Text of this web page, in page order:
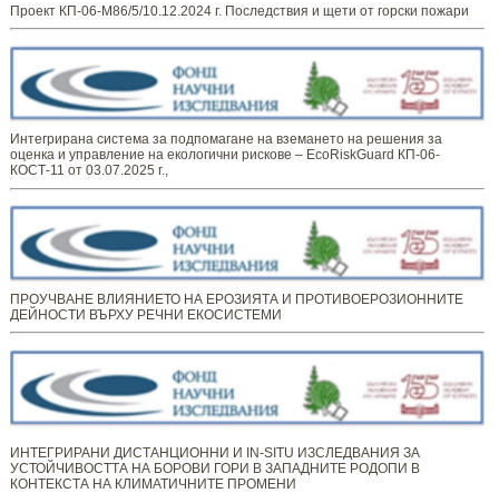
Проект КП-06-М86/5/10.12.2024 г. Последствия и щети от горски пожари
Интегрирана система за подпомагане на вземането на решения за
оценка и управление на екологични рискове – EcoRiskGuard КП-06-
КОСТ-11 от 03.07.2025 г.,
ПРОУЧВАНЕ ВЛИЯНИЕТО НА ЕРОЗИЯТА И ПРОТИВОЕРОЗИОННИТЕ
ДЕЙНОСТИ ВЪРХУ РЕЧНИ ЕКОСИСТЕМИ
ИНТЕГРИРАНИ ДИСТАНЦИОННИ И IN-SITU ИЗСЛЕДВАНИЯ ЗА
УСТОЙЧИВОСТТА НА БОРОВИ ГОРИ В ЗАПАДНИТЕ РОДОПИ В
КОНТЕКСТА НА КЛИМАТИЧНИТЕ ПРОМЕНИ